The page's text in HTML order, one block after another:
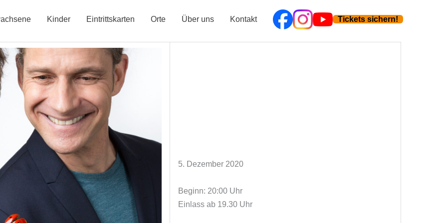
Kinder Eintrittskarten Orte Über uns Kontakt Tickets sichern!
5. Dezember 2020
Beginn: 20:00 Uhr
Einlass ab 19.30 Uhr